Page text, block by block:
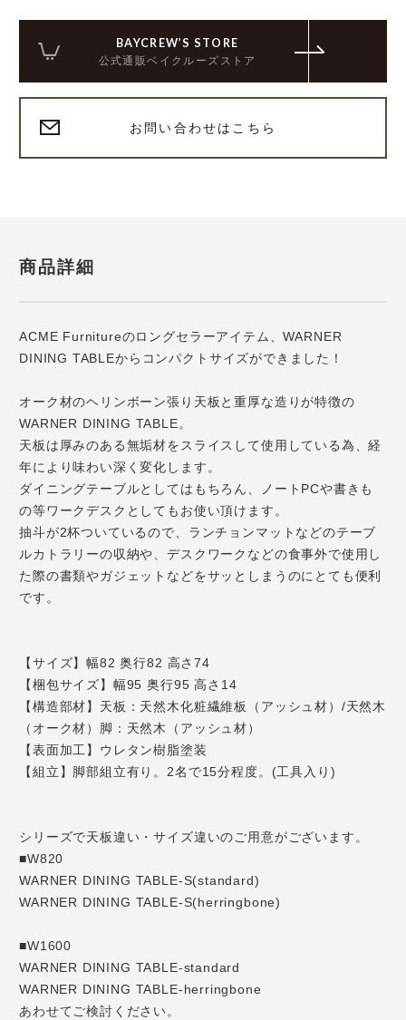
BAYCREW’S STORE
公式通販ベイクルーズストア
お問い合わせはこちら
商品詳細
ACME Furnitureのロングセラーアイテム、WARNER
DINING TABLEからコンパクトサイズができました！
オーク材のヘリンボーン張り天板と重厚な造りが特徴の
WARNER DINING TABLE。
天板は厚みのある無垢材をスライスして使用している為、経
年により味わい深く変化します。
ダイニングテーブルとしてはもちろん、ノートPCや書きも
の等ワークデスクとしてもお使い頂けます。
抽斗が2杯ついているので、ランチョンマットなどのテーブ
ルカトラリーの収納や、デスクワークなどの食事外で使用し
た際の書類やガジェットなどをサッとしまうのにとても便利
です。
【サイズ】幅82 奥行82 高さ74
【梱包サイズ】幅95 奥行95 高さ14
【構造部材】天板：天然木化粧繊維板（アッシュ材）/天然木
（オーク材）脚：天然木（アッシュ材）
【表面加工】ウレタン樹脂塗装
【組立】脚部組立有り。2名で15分程度。(工具入り)
シリーズで天板違い・サイズ違いのご用意がございます。
■W820
WARNER DINING TABLE-S(standard)
WARNER DINING TABLE-S(herringbone)
■W1600
WARNER DINING TABLE-standard
WARNER DINING TABLE-herringbone
あわせてご検討ください。